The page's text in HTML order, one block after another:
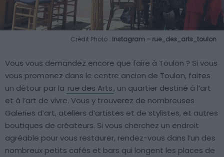
Crédit Photo : Instagram – rue_des_arts_toulon
Vous vous demandez encore que faire à Toulon ? Si vous
vous promenez dans le centre ancien de Toulon, faites
un détour par la rue des Arts, un quartier destiné à l’art
et à l’art de vivre. Vous y trouverez de nombreuses
Galeries d’art, ateliers d’artistes et de stylistes, et autres
boutiques de créateurs. Si vous cherchez un endroit
agréable pour vous restaurer, rendez-vous dans l’un des
nombreux petits cafés et bars qui longent les places de